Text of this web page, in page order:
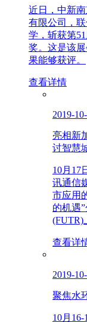
近日，中新
有限公司，
学，斩获第
奖。这是该
果能够获评。
查看详情
2019-
亮相新
讨智慧
10月17
讯通信
市应用
的机遇
(FUTR)
查看详
2019-
聚焦水
10月